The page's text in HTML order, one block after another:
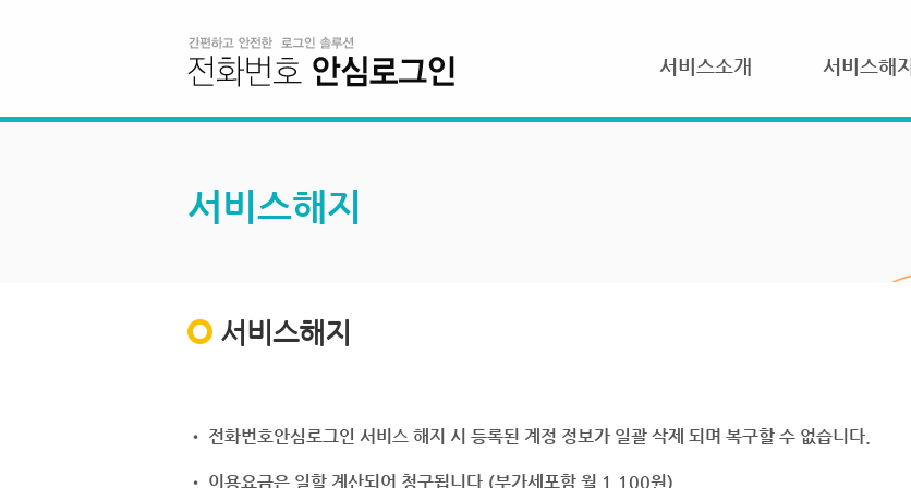
서비스소개 서비스해지
서비스해지
서비스해지
• 전화번호안심로그인 서비스 해지 시 등록된 계정 정보가 일괄 삭제 되며 복구할 수 없습니다.
• 이용요금은 일할 계산되어 청구됩니다.(부가세포함 월 1,100원)